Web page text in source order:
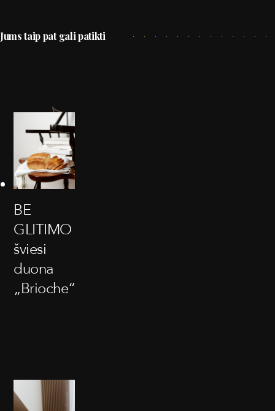
Jums taip pat gali patikti
BE
GLITIMO
šviesi
duona
„Brioche“